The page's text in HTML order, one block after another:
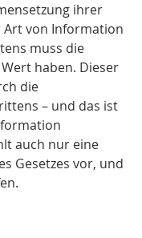
ihrer
Art von Information
muss die
haben. Dieser
die
– und das ist
auch nur eine
Gesetzes vor, und